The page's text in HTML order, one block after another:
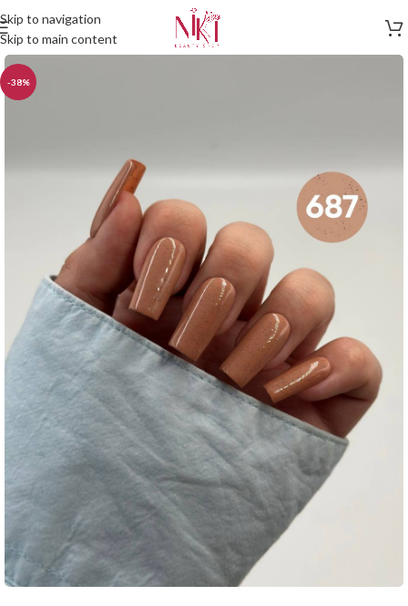
Skip to navigation
Skip to main content
-38%